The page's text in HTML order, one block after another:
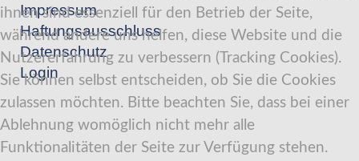
Impressum
Haftungsausschluss
Datenschutz
Login
ihnen sind essenziell für den Betrieb der Seite,
während andere uns helfen, diese Website und die
Nutzererfahrung zu verbessern (Tracking Cookies).
Sie können selbst entscheiden, ob Sie die Cookies
zulassen möchten. Bitte beachten Sie, dass bei einer
Ablehnung womöglich nicht mehr alle
Funktionalitäten der Seite zur Verfügung stehen.